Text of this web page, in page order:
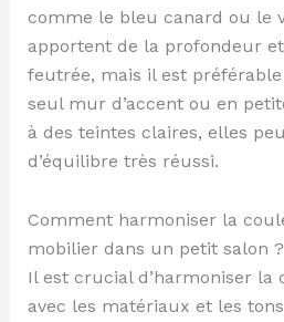
comme le bleu canard ou le
apportent de la profondeur
feutrée, mais il est
seul mur d’accent ou en
à des teintes claires, elles
d’équilibre très réussi.
Comment harmoniser la
mobilier dans un petit salon ?
Il est crucial d’harmoniser la
avec les matériaux et les